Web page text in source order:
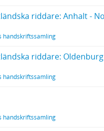
riddare: Anhalt -
handskriftssamling
riddare:
handskriftssamling
handskriftssamling